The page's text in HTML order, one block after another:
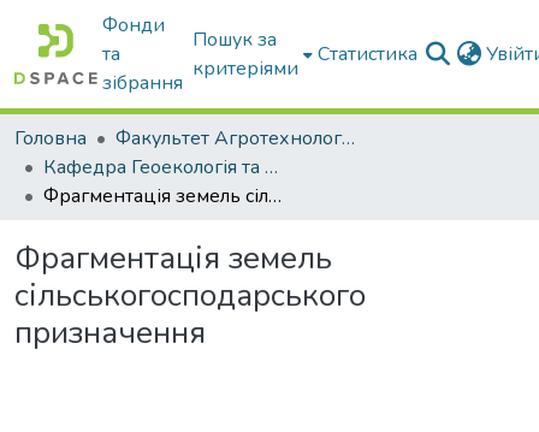
Фонди
та
зібрання
Пошук за
критеріями
Статистика
Головна
Факультет Агротехнологій та екології
Кафедра Геоекологія та землеустрій
Фрагментація земель сільськогосподарського призначення
Фрагментація земель
сільськогосподарського
призначення